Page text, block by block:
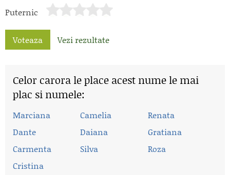
Puternic
Voteaza Vezi rezultate
Celor carora le place acest nume le mai
plac si numele:
Marciana Camelia
Renata
Dante
Daiana
Gratiana
Carmenta
Silva
Roza
Cristina